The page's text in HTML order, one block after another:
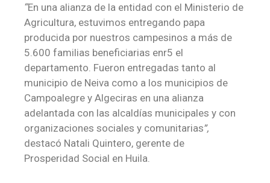
“En una alianza de la entidad con el Ministerio de
Agricultura, estuvimos entregando papa
producida por nuestros campesinos a más de
5.600 familias beneficiarias enr5 el
departamento. Fueron entregadas tanto al
municipio de Neiva como a los municipios de
Campoalegre y Algeciras en una alianza
adelantada con las alcaldías municipales y con
organizaciones sociales y comunitarias”,
destacó Natali Quintero, gerente de
Prosperidad Social en Huila.